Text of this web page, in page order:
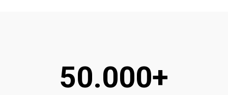
50.000+